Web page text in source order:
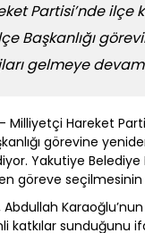
Partisi’nde ilçe
Başkanlığı
gelmeye
- Milliyetçi Hareket
görevine
Yakutiye Belediye
göreve
Abdullah
katkılar sunduğunu